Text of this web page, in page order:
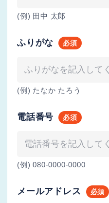
(例) 田中 太郎
ふりがな
(例) たなか たろう
電話番号
(例) 080-0000-0000
メールアドレス